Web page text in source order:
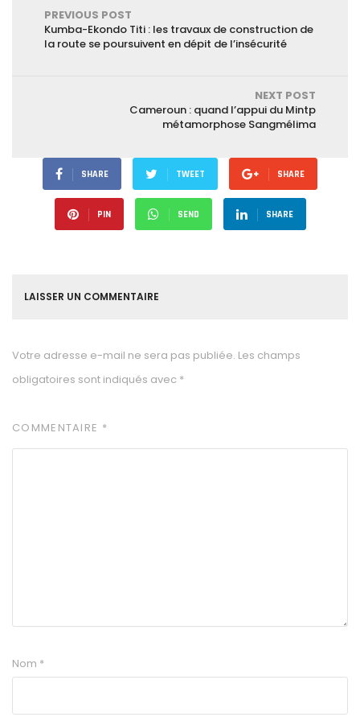
PREVIOUS POST
Kumba-Ekondo Titi : les travaux de construction de
la route se poursuivent en dépit de l’insécurité
NEXT POST
Cameroun : quand l’appui du Mintp
métamorphose Sangmélima
SHARE TWEET SHARE
PIN SEND SHARE
LAISSER UN COMMENTAIRE
Votre adresse e-mail ne sera pas publiée. Les champs
obligatoires sont indiqués avec *
COMMENTAIRE *
Nom *